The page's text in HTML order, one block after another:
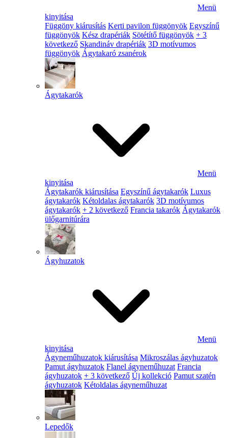
Menü
kinyitása
Függöny kiárusítás Kerti pavilon függönyök Egyszínű
függönyök Kész drapériák Sötétítő függönyök + 3
következő Skandináv drapériák 3D motívumos
függönyök Ágytakaró zsanérok
Ágytakarók
Menü
kinyitása
Ágytakarók kiárusítása Egyszínű ágytakarók Luxus
ágytakarók Kétoldalas ágytakarók 3D motívumos
ágytakarók + 2 következő Francia takarók Ágytakarók
ülőgarnitúrára
Ágyhuzatok
Menü
kinyitása
Ágyneműhuzatok kiárusítása Mikroszálas ágyhuzatok
Pamut ágyhuzatok Flanel ágyneműhuzat Francia
ágyhuzatok + 3 következő Új kollekció Pamut szatén
ágyhuzatok Kétoldalas ágyneműhuzat
Lepedők